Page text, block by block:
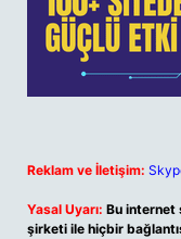
Reklam ve İletişim:
Yasal Uyarı: Bu internet
şirketi ile hiçbir